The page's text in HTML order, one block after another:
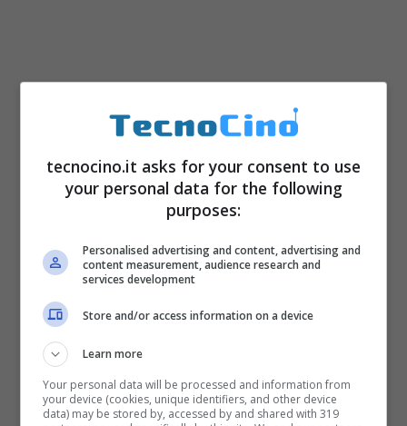
tecnocino.it asks for your consent to use
your personal data for the following
purposes:
Personalised advertising and content, advertising and
content measurement, audience research and
services development
Store and/or access information on a device
Learn more
Your personal data will be processed and information from
your device (cookies, unique identifiers, and other device
data) may be stored by, accessed by and shared with 319